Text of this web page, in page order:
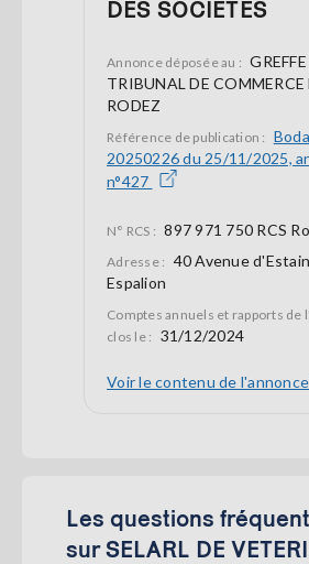
DES SOCIÉTÉS
Annonce déposée au :
TRIBUNAL DE COMMERCE
RODEZ
Référence de publication :
20250226 du 25/11/2025,
n°427
N° RCS : 897 971 750 RCS
Adresse : 40 Avenue
Espalion
Comptes annuels et rapports de
clos le : 31/12/2024
Voir le contenu de
Les questions
sur SELARL DE